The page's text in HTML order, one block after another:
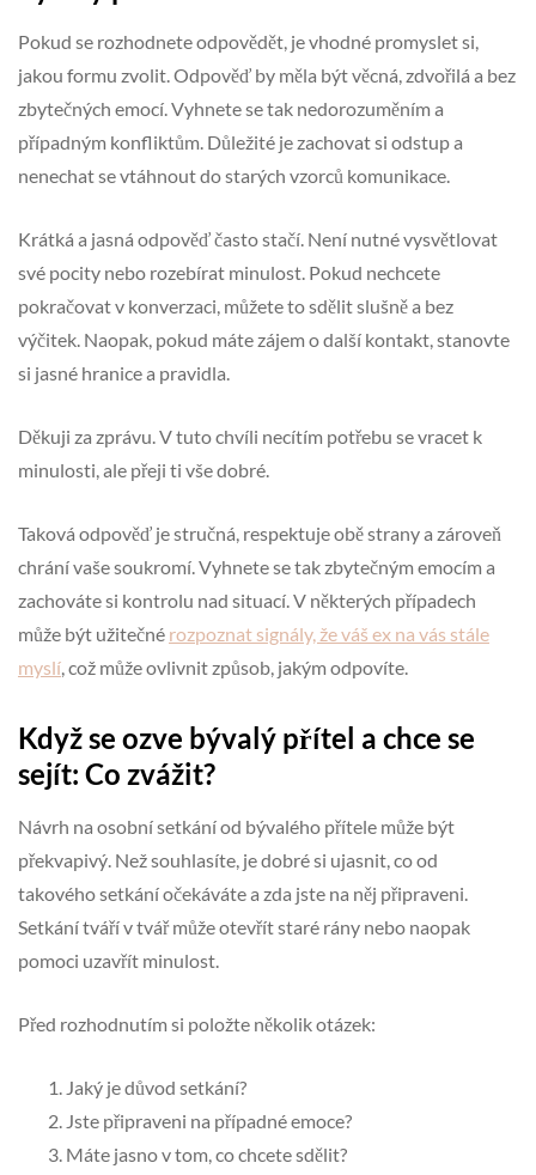
Pokud se rozhodnete odpovědět, je vhodné promyslet si,
jakou formu zvolit. Odpověď by měla být věcná, zdvořilá a bez
zbytečných emocí. Vyhnete se tak nedorozuměním a
případným konfliktům. Důležité je zachovat si odstup a
nenechat se vtáhnout do starých vzorců komunikace.
Krátká a jasná odpověď často stačí. Není nutné vysvětlovat
své pocity nebo rozebírat minulost. Pokud nechcete
pokračovat v konverzaci, můžete to sdělit slušně a bez
výčitek. Naopak, pokud máte zájem o další kontakt, stanovte
si jasné hranice a pravidla.
Děkuji za zprávu. V tuto chvíli necítím potřebu se vracet k
minulosti, ale přeji ti vše dobré.
Taková odpověď je stručná, respektuje obě strany a zároveň
chrání vaše soukromí. Vyhnete se tak zbytečným emocím a
zachováte si kontrolu nad situací. V některých případech
může být užitečné rozpoznat signály, že váš ex na vás stále
myslí, což může ovlivnit způsob, jakým odpovíte.
Když se ozve bývalý přítel a chce se
sejít: Co zvážit?
Návrh na osobní setkání od bývalého přítele může být
překvapivý. Než souhlasíte, je dobré si ujasnit, co od
takového setkání očekáváte a zda jste na něj připraveni.
Setkání tváří v tvář může otevřít staré rány nebo naopak
pomoci uzavřít minulost.
Před rozhodnutím si položte několik otázek:
Jaký je důvod setkání?
Jste připraveni na případné emoce?
Máte jasno v tom, co chcete sdělit?